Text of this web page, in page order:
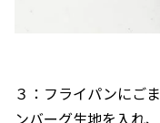
３：フライパンにご